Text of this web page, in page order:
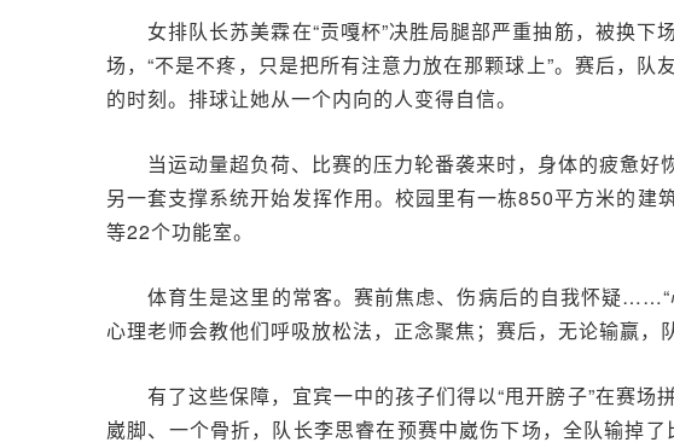
女排队长苏美霖在“贡嘎杯”决胜局腿部严重抽筋，被换
场，“不是不疼，只是把所有注意力放在那颗球上”。赛后，
的时刻。排球让她从一个内向的人变得自信。
当运动量超负荷、比赛的压力轮番袭来时，身体的疲惫
另一套支撑系统开始发挥作用。校园里有一栋850平方米的
等22个功能室。
体育生是这里的常客。赛前焦虑、伤病后的自我怀疑……“
心理老师会教他们呼吸放松法，正念聚焦；赛后，无论输赢，
有了这些保障，宜宾一中的孩子们得以“甩开膀子”在赛
崴脚、一个骨折，队长李思睿在预赛中崴伤下场，全队输掉